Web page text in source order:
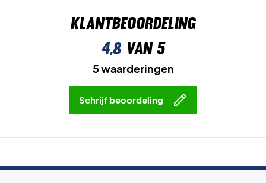
Klantbeoordeling
4,8van 5
5 waarderingen
Schrijf beoordeling